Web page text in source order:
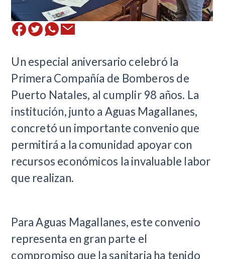
Un especial aniversario celebró la
Primera Compañía de Bomberos de
Puerto Natales, al cumplir 98 años. La
institución, junto a Aguas Magallanes,
concretó un importante convenio que
permitirá a la comunidad apoyar con
recursos económicos la invaluable labor
que realizan.
Para Aguas Magallanes, este convenio
representa en gran parte el
compromiso que la sanitaria ha tenido